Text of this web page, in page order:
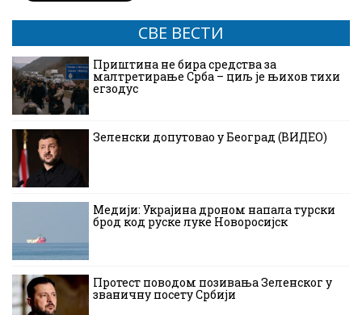
СВЕ ВЕСТИ
Приштина не бира средства за
малтретирање Срба – циљ је њихов тихи
егзодус
Зеленски допутовао у Београд (ВИДЕО)
Медији: Украјина дроном напала турски
брод код руске луке Новоросијск
Протест поводом позивања Зеленског у
званичну посету Србији